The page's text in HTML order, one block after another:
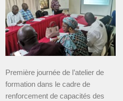
Première journée de l’atelier de
formation dans le cadre de
renforcement de capacités des